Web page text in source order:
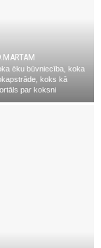
ēku būvniecība
koka
koks kā
par koksni